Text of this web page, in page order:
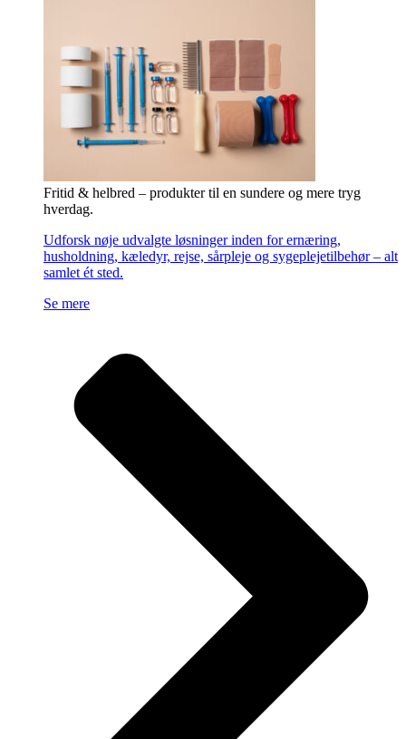
Fritid & helbred – produkter til en sundere og mere tryg
hverdag.
Udforsk nøje udvalgte løsninger inden for ernæring,
husholdning, kæledyr, rejse, sårpleje og sygeplejetilbehør – alt
samlet ét sted.
Se mere